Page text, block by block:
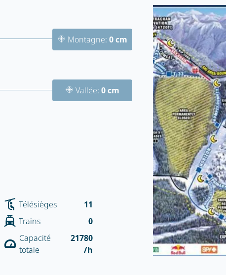
Montagne: 0 cm
Vallée: 0 cm
Télésièges
11
Trains 0
Capacité
totale
21780
/h